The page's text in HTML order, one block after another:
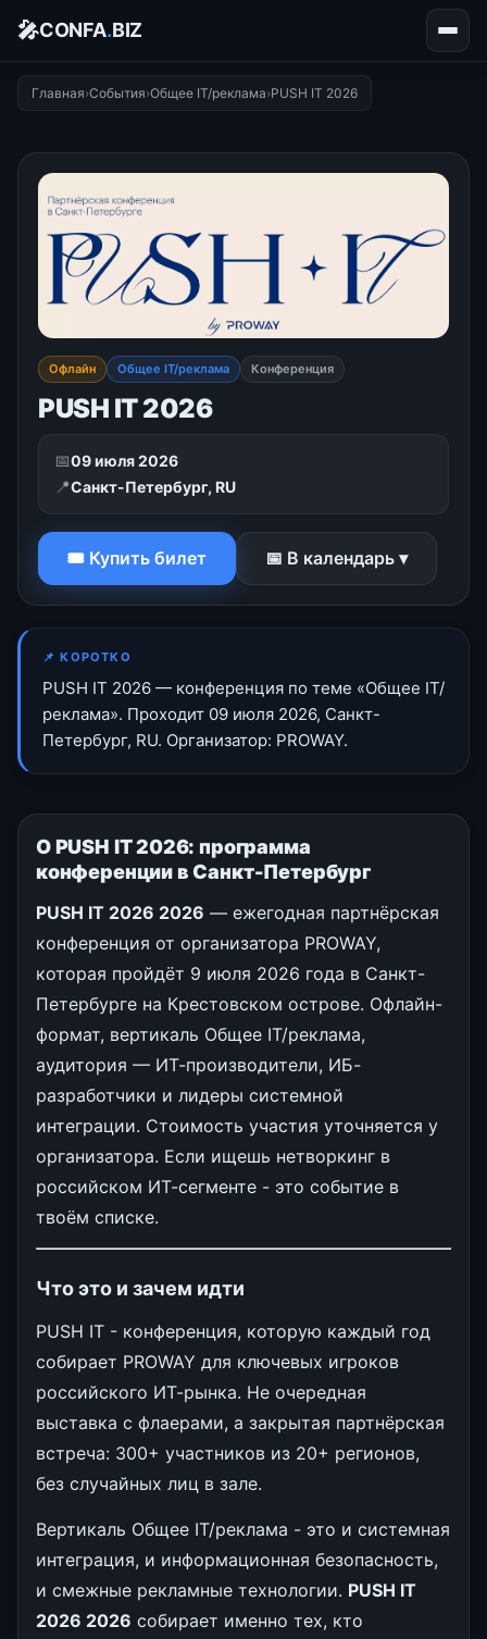
🎤CONFA.BIZ
Главная›События›Общее IT/реклама›PUSH IT 2026
Офлайн Общее IT/реклама Конференция
PUSH IT 2026
📅09 июля 2026
📍Санкт-Петербург, RU
🎟 Купить билет 📅 В календарь ▾
📌 КОРОТКО
PUSH IT 2026 — конференция по теме «Общее IT/
реклама». Проходит 09 июля 2026, Санкт-
Петербург, RU. Организатор: PROWAY.
О PUSH IT 2026: программа
конференции в Санкт-Петербург
PUSH IT 2026 2026 — ежегодная партнёрская
конференция от организатора PROWAY,
которая пройдёт 9 июля 2026 года в Санкт-
Петербурге на Крестовском острове. Офлайн-
формат, вертикаль Общее IT/реклама,
аудитория — ИТ-производители, ИБ-
разработчики и лидеры системной
интеграции. Стоимость участия уточняется у
организатора. Если ищешь нетворкинг в
российском ИТ-сегменте - это событие в
твоём списке.
Что это и зачем идти
PUSH IT - конференция, которую каждый год
собирает PROWAY для ключевых игроков
российского ИТ-рынка. Не очередная
выставка с флаерами, а закрытая партнёрская
встреча: 300+ участников из 20+ регионов,
без случайных лиц в зале.
Вертикаль Общее IT/реклама - это и системная
интеграция, и информационная безопасность,
и смежные рекламные технологии. PUSH IT
2026 2026 собирает именно тех, кто